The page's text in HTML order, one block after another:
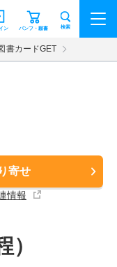
パンフ・願書
ン 検索
書カードGET
寄せ
情報